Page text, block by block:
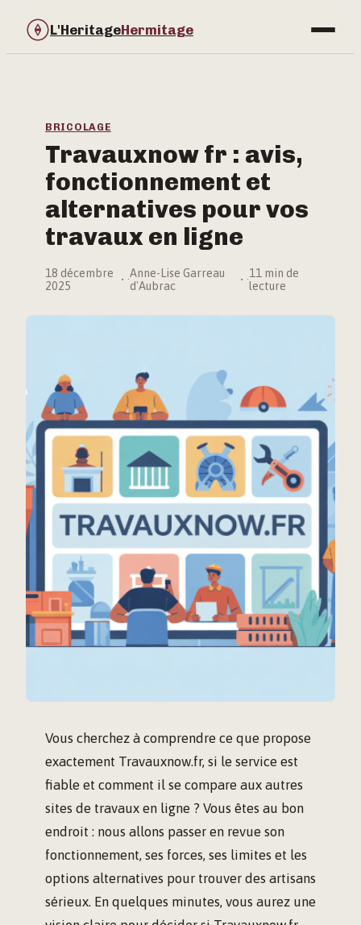
L'HeritageHermitage
Immobilier
Jardinage
Maison & Déco
BRICOLAGE
Travauxnow fr : avis,
fonctionnement et
alternatives pour vos
travaux en ligne
18 décembre
2025
·Anne-Lise Garreau
d'Aubrac
·11 min de
lecture
Vous cherchez à comprendre ce que propose
exactement Travauxnow.fr, si le service est
fiable et comment il se compare aux autres
sites de travaux en ligne ? Vous êtes au bon
endroit : nous allons passer en revue son
fonctionnement, ses forces, ses limites et les
options alternatives pour trouver des artisans
sérieux. En quelques minutes, vous aurez une